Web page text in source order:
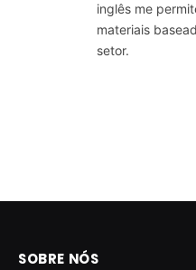
inglês me
materiais
setor.
SOBRE NÓS